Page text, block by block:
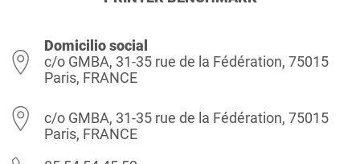
Domicilio social
c/o GMBA, 31-35 rue de la Fédération, 75015
Paris, FRANCE
c/o GMBA, 31-35 rue de la Fédération, 75015
Paris, FRANCE